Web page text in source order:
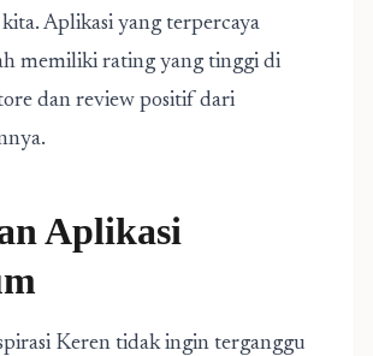
Aplikasi yang terpercaya
memiliki rating yang tinggi di
dan review positif dari
Aplikasi
Keren tidak ingin terganggu